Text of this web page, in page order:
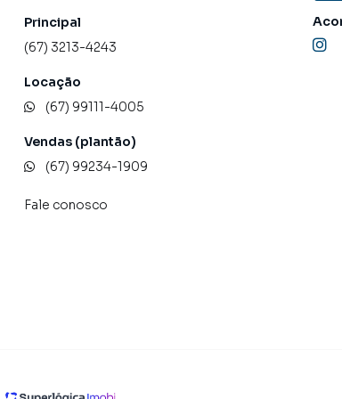
Principal
(67) 3213-4243
Locação
(67) 99111-4005
Vendas (plantão)
(67) 99234-1909
Fale conosco